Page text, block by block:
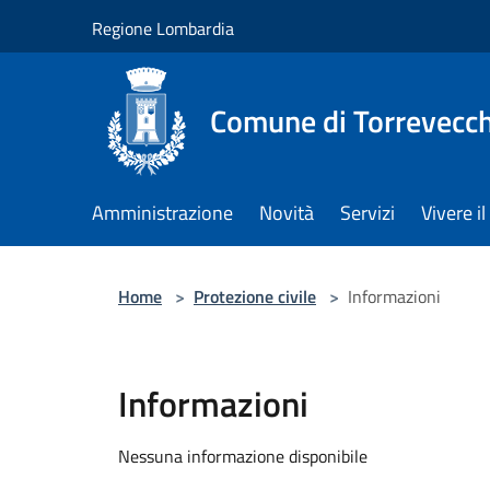
Regione Lombardia
Comune di
Amministrazione Novità Servizi Vivere
Home > Protezione civile > Informazioni
Informazioni
Nessuna informazione disponibile